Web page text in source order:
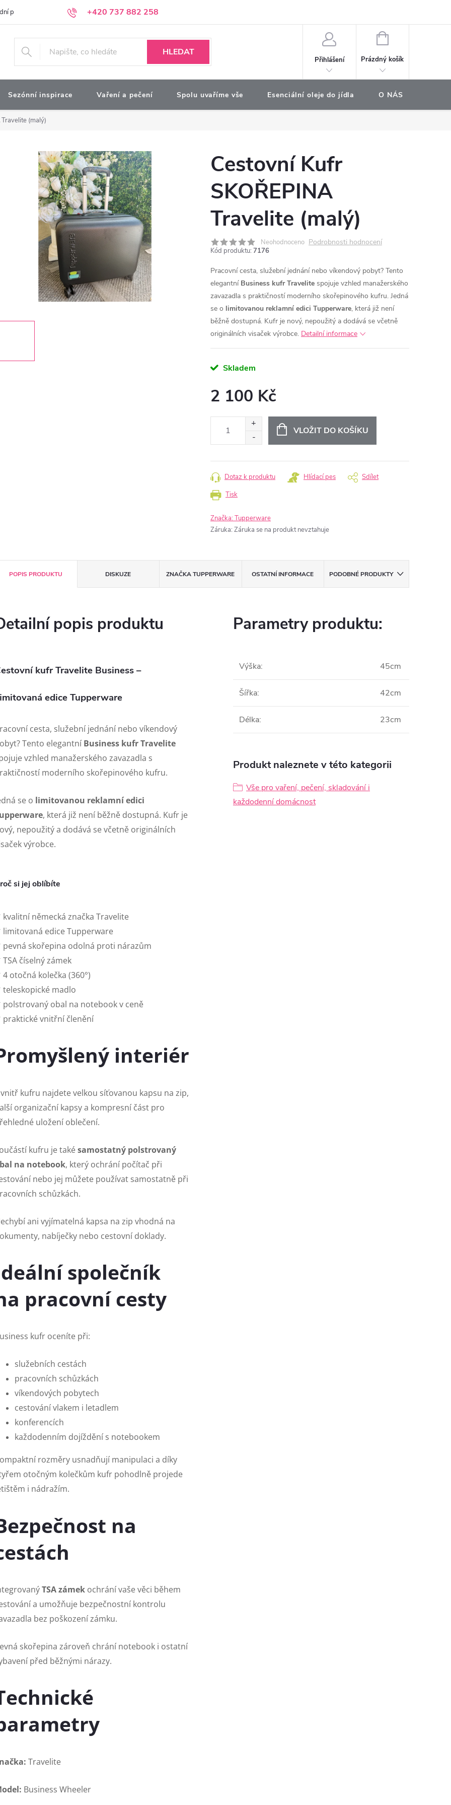
+420 737 882 258
podmínky Podmínky ochrany osobních údajů
HLEDAT
Přihlášení
NÁKUPNÍ
Prázdný košík
Sezónní inspirace Vaření a pečení Spolu uvaříme vše Esenciální oleje do jídla O NÁS
(malý)
Cestovní Kufr
SKOŘEPINA
Travelite (malý)
Neohodnoceno Podrobnosti hodnocení
Kód produktu: 7176
Pracovní cesta, služební jednání nebo víkendový pobyt? Tento
elegantní Business kufr Travelite spojuje vzhled manažerského
zavazadla s praktičností moderního skořepinového kufru. Jedná
se o limitovanou reklamní edici Tupperware, která již není
běžně dostupná. Kufr je nový, nepoužitý a dodává se včetně
originálních visaček výrobce. Detailní informace
Skladem
2 100 Kč
VLOŽIT DO KOŠÍKU
Tisk
Dotaz k produktu Hlídací pes Sdílet
Značka:Tupperware
Záruka: Záruka se na produkt nevztahuje
POPIS PRODUKTU DISKUZE ZNAČKATUPPERWARE OSTATNÍ INFORMACE PODOBNÉ PRODUKTY
popis produktu
kufr Travelite Business –
edice Tupperware
cesta, služební jednání nebo víkendový
Tento elegantní Business kufr Travelite
vzhled manažerského zavazadla s
moderního skořepinového kufru.
se o limitovanou reklamní edici
, která již není běžně dostupná. Kufr je
nepoužitý a dodává se včetně originálních
výrobce.
si jej oblíbíte
kvalitní německá značka Travelite
limitovaná edice Tupperware
pevná skořepina odolná proti nárazům
TSA číselný zámek
4 otočná kolečka (360°)
teleskopické madlo
polstrovaný obal na notebook v ceně
praktické vnitřní členění
interiér
kufru najdete velkou síťovanou kapsu na zip,
organizační kapsy a kompresní část pro
uložení oblečení.
kufru je takésamostatný polstrovaný
na notebook, který ochrání počítač při
nebo jej můžete používat samostatně při
schůzkách.
ani vyjímatelná kapsa na zip vhodná na
nabíječky nebo cestovní doklady.
společník
pracovní cesty
kufr oceníte při:
služebních cestách
pracovních schůzkách
víkendových pobytech
cestování vlakem i letadlem
konferencích
každodenním dojíždění s notebookem
rozměry usnadňují manipulaci a díky
otočným kolečkům kufr pohodlně projede
i nádražím.
na
TSA zámek ochrání vaše věci během
a umožňuje bezpečnostní kontrolu
bez poškození zámku.
skořepina zároveň chrání notebook i ostatní
před běžnými nárazy.
Travelite
Business Wheeler
Parametry produktu:
Výška: 45cm
Šířka: 42cm
Délka: 23cm
Produkt naleznete v této kategorii
Vše pro vaření, pečení, skladování i
každodenní domácnost